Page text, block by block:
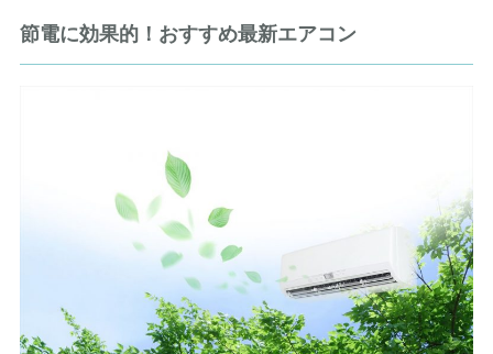
節電に効果的！おすすめ最新エアコン